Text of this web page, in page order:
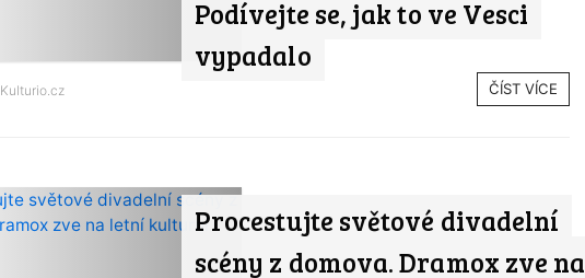
Podívejte se, jak to ve Vesci
vypadalo
Kulturio.cz ČÍST VÍCE
Procestujte světové divadelní
scény z domova. Dramox zve na